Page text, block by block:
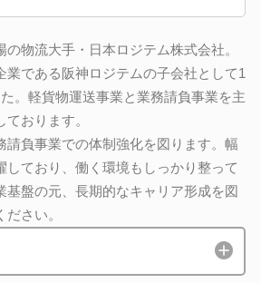
物流大手・日本ロジテム株式会社。
業である阪神ロジテムの子会社として1
。軽貨物運送事業と業務請負事業を主
おります。
請負事業での体制強化を図ります。幅
しており、働く環境もしっかり整って
基盤の元、長期的なキャリア形成を図
さい。